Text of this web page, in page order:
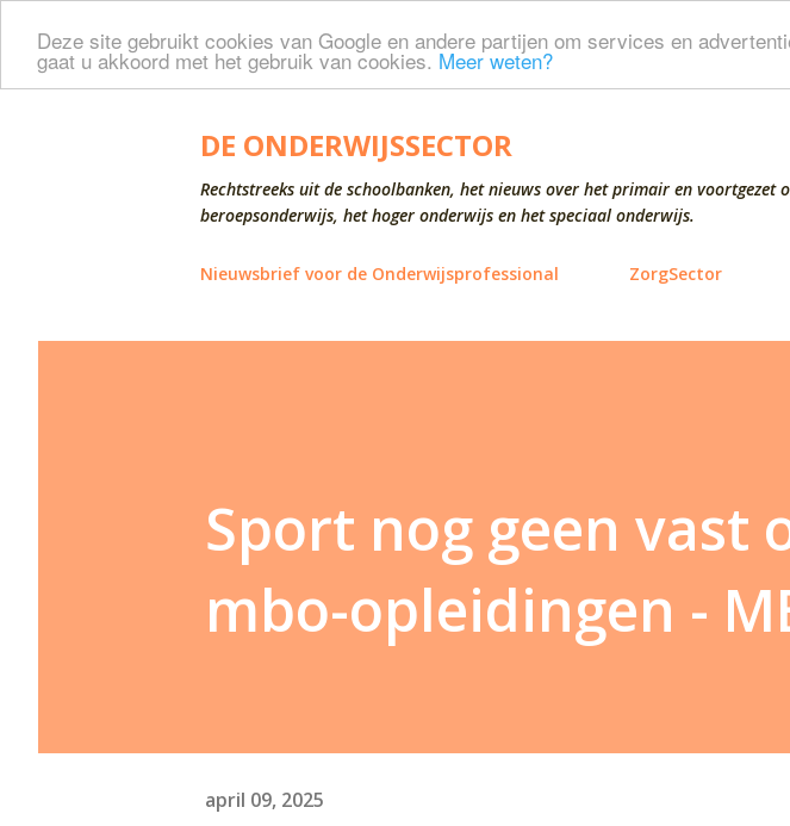
Deze site gebruikt cookies van Google en andere partijen om services en
gaat u akkoord met het gebruik van cookies. Meer weten?
Doorgaan
DE ONDERWIJSSECTOR
Rechtstreeks uit de schoolbanken, het nieuws over het primair en voortgezet
beroepsonderwijs, het hoger onderwijs en het speciaal onderwijs.
Nieuwsbrief voor de Onderwijsprofessional ZorgSector
Sport nog geen vast
mbo-opleidingen -
april 09, 2025